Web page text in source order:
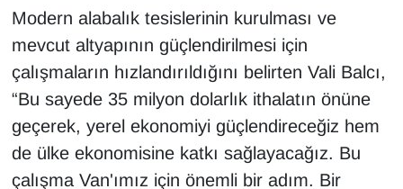
Modern alabalık tesislerinin kurulması ve
mevcut altyapının güçlendirilmesi için
çalışmaların hızlandırıldığını belirten Vali Balcı,
“Bu sayede 35 milyon dolarlık ithalatın önüne
geçerek, yerel ekonomiyi güçlendireceğiz hem
de ülke ekonomisine katkı sağlayacağız. Bu
çalışma Van'ımız için önemli bir adım. Bir
Resmi İlanlar
RÖPORTAJ
SAĞLIK
Seri İlan